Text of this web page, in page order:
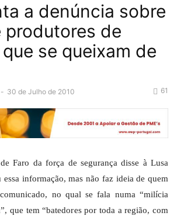
a denúncia sobre
produtores de
se queixam de
- 30 de Julho de 2010 61
Faro da força de segurança disse à Lusa
essa informação, mas não faz ideia de quem
no qual se fala numa “milícia
que tem “batedores por toda a região, com